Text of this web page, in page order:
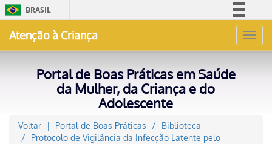
BRASIL
Acesso à informação
Atenção à Criança
Portal de Boas Práticas em Saúde
da Mulher, da Criança e do
Adolescente
Voltar Portal de Boas Práticas
Biblioteca
Protocolo de Vigilância da Infecção Latente pelo